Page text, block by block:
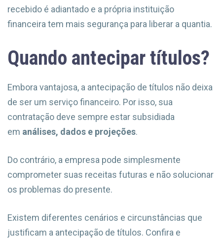
recebido é adiantado e a própria instituição
financeira tem mais segurança para liberar a quantia.
Quando antecipar títulos?
Embora vantajosa, a antecipação de títulos não deixa
de ser um serviço financeiro. Por isso, sua
contratação deve sempre estar subsidiada
em análises, dados e projeções.
Do contrário, a empresa pode simplesmente
comprometer suas receitas futuras e não solucionar
os problemas do presente.
Existem diferentes cenários e circunstâncias que
justificam a antecipação de títulos. Confira e